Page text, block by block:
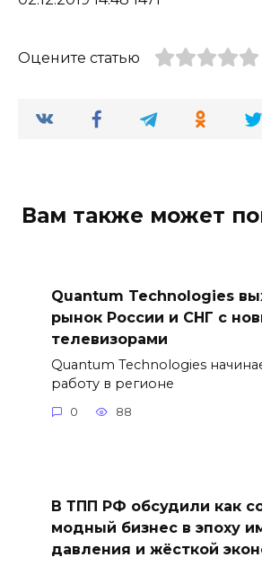
Оцените статью
Вам также может
Quantum Technologies
рынок России и СНГ с
телевизорами
Quantum Technologies
работу в регионе
0 88
В ТПП РФ обсудили как
модный бизнес в эпоху
давления и жёсткой